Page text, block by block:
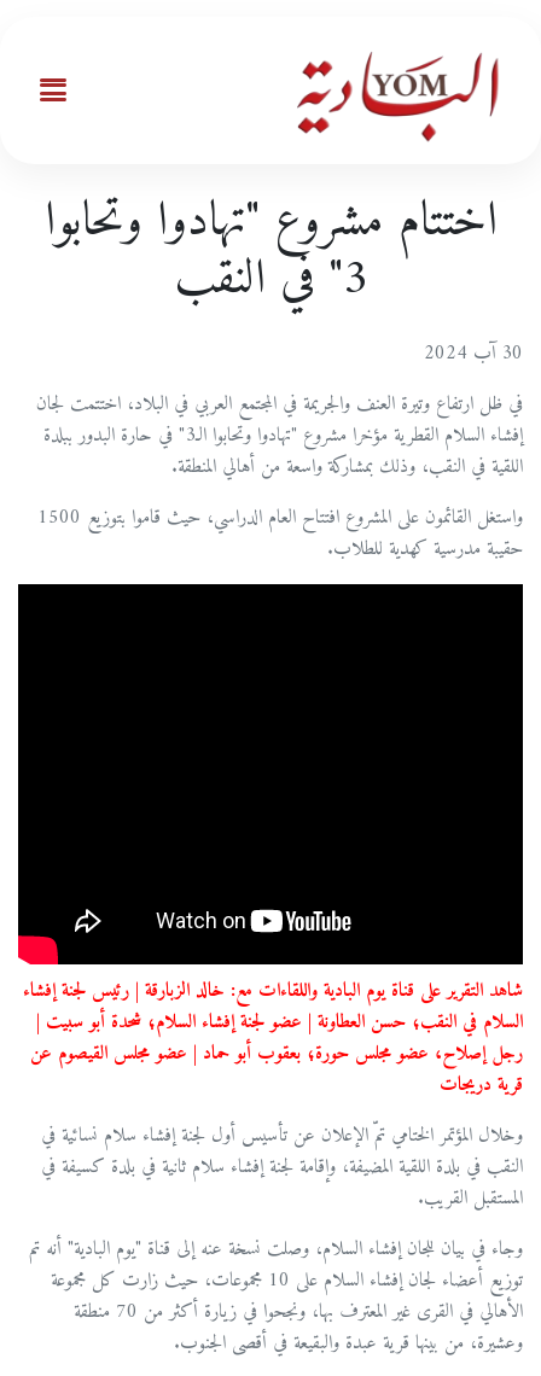
اختتام مشروع "تهادوا وتحابوا
3" في النقب
30 آب 2024
في ظل ارتفاع وتيرة العنف والجريمة في المجتمع العربي في البلاد، اختتمت لجان
إفشاء السلام القطرية مؤخرا مشروع "تهادوا وتحابوا الـ3" في حارة البدور ببلدة
اللقية في النقب، وذلك بمشاركة واسعة من أهالي المنطقة.
واستغل القائمون على المشروع افتتاح العام الدراسي، حيث قاموا بتوزيع 1500
حقيبة مدرسية كهدية للطلاب.
شاهد التقرير على قناة يوم البادية واللقاءات مع: خالد الزبارقة | رئيس لجنة إفشاء
السلام في النقب؛ حسن العطاونة | عضو لجنة إفشاء السلام؛ شحدة أبو سبيت |
رجل إصلاح، عضو مجلس حورة؛ بعقوب أبو حماد | عضو مجلس القيصوم عن
قرية دريجات
وخلال المؤتمر الختامي تمّ الإعلان عن تأسيس أول لجنة إفشاء سلام نسائية في
النقب في بلدة اللقية المضيفة، وإقامة لجنة إفشاء سلام ثانية في بلدة كسيفة في
المستقبل القريب.
وجاء في بيان للجان إفشاء السلام، وصلت نسخة عنه إلى قناة "يوم البادية" أنه تم
توزيع أعضاء لجان إفشاء السلام على 10 مجموعات، حيث زارت كل مجموعة
الأهالي في القرى غير المعترف بها، ونجحوا في زيارة أكثر من 70 منطقة
وعشيرة، من بينها قرية عبدة والبقيعة في أقصى الجنوب.